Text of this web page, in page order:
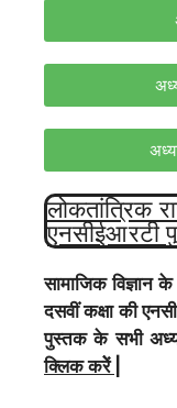
लोकतांत्रिक
एनसीईआरटी
सामाजिक विज्ञान के
दसवीं कक्षा की
पुस्तक के सभी
क्लिक करेें